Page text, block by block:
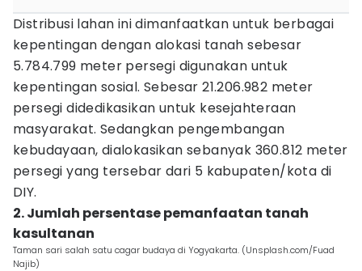
Distribusi lahan ini dimanfaatkan untuk berbagai
kepentingan dengan alokasi tanah sebesar
5.784.799 meter persegi digunakan untuk
kepentingan sosial. Sebesar 21.206.982 meter
persegi didedikasikan untuk kesejahteraan
masyarakat. Sedangkan pengembangan
kebudayaan, dialokasikan sebanyak 360.812 meter
persegi yang tersebar dari 5 kabupaten/kota di
DIY.
2. Jumlah persentase pemanfaatan tanah
kasultanan
Taman sari salah satu cagar budaya di Yogyakarta. (Unsplash.com/Fuad
Najib)